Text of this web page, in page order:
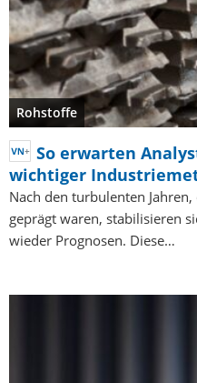
Rohstoffe
So erwarten
wichtiger
Nach den turbulenten
geprägt waren, stabilisieren
wieder Prognosen. Diese…